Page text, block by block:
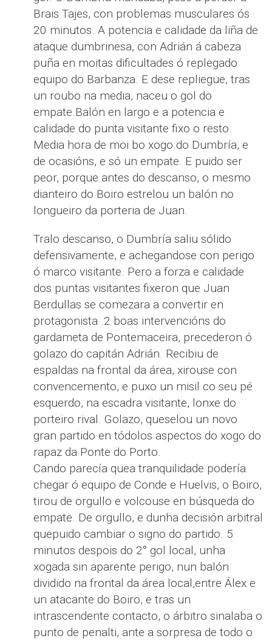
Brais Tajes, con problemas musculares ós
20 minutos. A potencia e calidade da liña de
ataque dumbrinesa, con Adrián á cabeza
puña en moitas dificultades ó replegado
equipo do Barbanza. E dese repliegue, tras
un roubo na media, naceu o gol do
empate.Balón en largo e a potencia e
calidade do punta visitante fixo o resto.
Media hora de moi bo xogo do Dumbría, e
de ocasións, e só un empate. E puido ser
peor, porque antes do descanso, o mesmo
dianteiro do Boiro estrelou un balón no
longueiro da porteria de Juan.
Tralo descanso, o Dumbría saliu sólido
defensivamente, e achegandose con perigo
ó marco visitante. Pero a forza e calidade
dos puntas visitantes fixeron que Juan
Berdullas se comezara a convertir en
protagonista .2 boas intervencións do
gardameta de Pontemaceira, precederon ó
golazo do capitán Adrián. Recibiu de
espaldas na frontal da área, xirouse con
convencemento, e puxo un misil co seu pé
esquerdo, na escadra visitante, lonxe do
porteiro rival. Golazo, queselou un novo
gran partido en tódolos aspectos do xogo do
rapaz da Ponte do Porto.
Cando parecía quea tranquilidade podería
chegar ó equipo de Conde e Huelvis, o Boiro,
tirou de orgullo e volcouse en búsqueda do
empate. De orgullo, e dunha decisión arbitral
quepuido cambiar o signo do partido. 5
minutos despois do 2° gol local, unha
xogada sin aparente perigo, nun balón
dividido na frontal da área local,entre Álex e
un atacante do Boiro, e tras un
intrascendente contacto, o árbitro sinalaba o
punto de penalti, ante a sorpresa de todo o